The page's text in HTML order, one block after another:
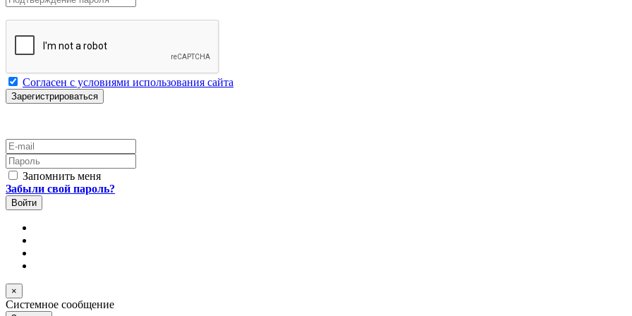
Согласен с условиями использования сайта
E-mail
Пароль
Запомнить меня
Забыли свой пароль?
×
Системное сообщение